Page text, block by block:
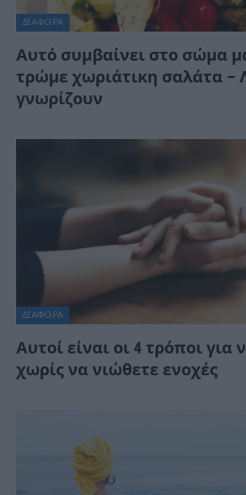
ΔΙΆΦΟΡΑ
Αυτό συμβαίνει στο σώμα
τρώμε χωριάτικη σαλάτα –
γνωρίζουν
ΔΙΆΦΟΡΑ
Αυτοί είναι οι 4 τρόποι για
χωρίς να νιώθετε ενοχές